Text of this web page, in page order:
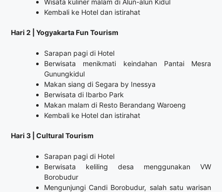
Wisata kuliner malam di Alun-alun Kidul
Kembali ke Hotel dan istirahat
Hari 2 | Yogyakarta Fun Tourism
Sarapan pagi di Hotel
Berwisata menikmati keindahan Pantai Mesra
Gunungkidul
Makan siang di Segara by Inessya
Berwisata di Ibarbo Park
Makan malam di Resto Berandang Waroeng
Kembali ke Hotel dan istirahat
Hari 3 | Cultural Tourism
Sarapan pagi di Hotel
Berwisata keliling desa menggunakan VW
Borobudur
Mengunjungi Candi Borobudur, salah satu warisan